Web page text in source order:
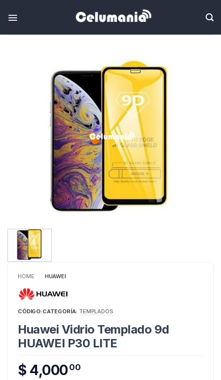
HOME HUAWEI
CÓDIGO:CATEGORÍA: TEMPLADOS
Huawei Vidrio Templado 9d
HUAWEI P30 LITE
$ 4,00000